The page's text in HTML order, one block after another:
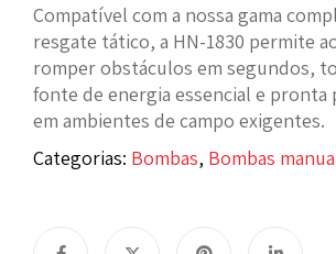
Compatível com a nossa gama
resgate tático, a HN-1830 permite
romper obstáculos em segundos,
fonte de energia essencial e pronta
em ambientes de campo exigentes.
Categorias: Bombas, Bombas